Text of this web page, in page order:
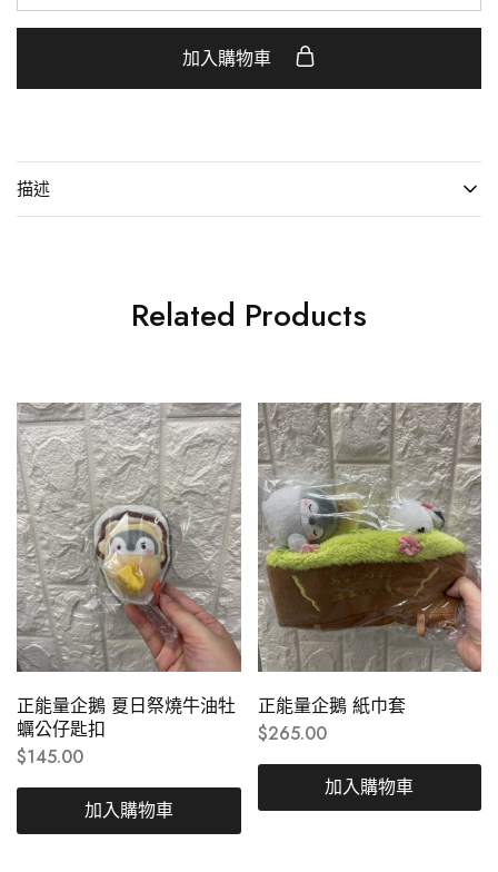
加入購物車
描述
Related Products
正能量企鵝 夏日祭燒牛油牡
蠣公仔匙扣
$145.00
加入購物車
正能量企鵝 紙巾套
$265.00
加入購物車